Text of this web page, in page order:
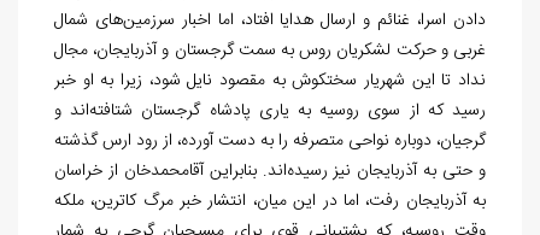
دادن اسرا، غنائم و ارسال هدایا افتاد، اما اخبار سرزمین‏‌های شمال
غربی و حرکت لشکریان روس به سمت گرجستان و آذربایجان، مجال
نداد تا این شهریار سخت‏کوش به مقصود نایل شود، زیرا به او خبر
رسید که از سوی روسیه به یاری پادشاه گرجستان شتافته‌‏اند و
گرجیان، دوباره نواحی متصرفه را به دست آورده، از رود ارس گذشته
و حتی به آذربایجان نیز رسیده‏‌اند. بنابراین آقامحمدخان از خراسان
به آذربایجان رفت، اما در این میان، انتشار خبر مرگ کاترین، ملکه